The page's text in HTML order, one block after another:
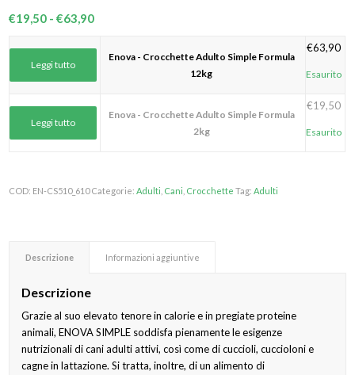
€19,50 - €63,90Fascia
prezzo:
a
Leggi tutto
Enova - Crocchette Adulto Simple Formula
12kg
€63,90
Esaurito
Leggi tutto
Enova - Crocchette Adulto Simple Formula
2kg
€19,50
Esaurito
COD: EN-CS510_610 Categorie:Adulti Cani Crocchette Tag:Adulti
Descrizione Informazioni aggiuntive
Descrizione
Grazie al suo elevato tenore in calorie e in pregiate proteine
animali, ENOVA SIMPLE soddisfa pienamente le esigenze
nutrizionali di cani adulti attivi, così come di cuccioli, cuccioloni e
cagne in lattazione. Si tratta, inoltre, di un alimento di